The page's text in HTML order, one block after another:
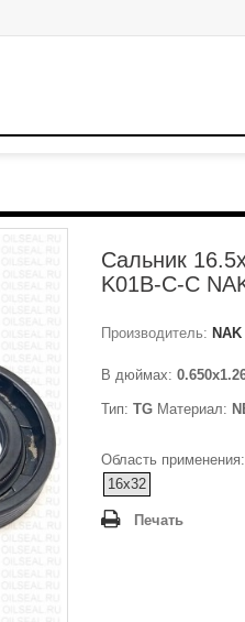
Сальник
K01B-C-C
Производитель: NAK
В дюймах:
Тип: TG Материал:
Область применения:
16x32
Печать